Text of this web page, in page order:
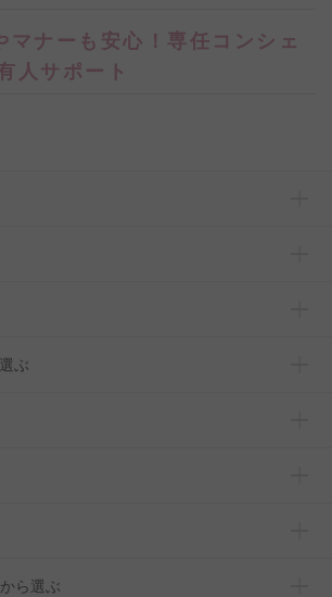
マナーも安心！専任コンシェ
人サポート
ぶ
ら選ぶ